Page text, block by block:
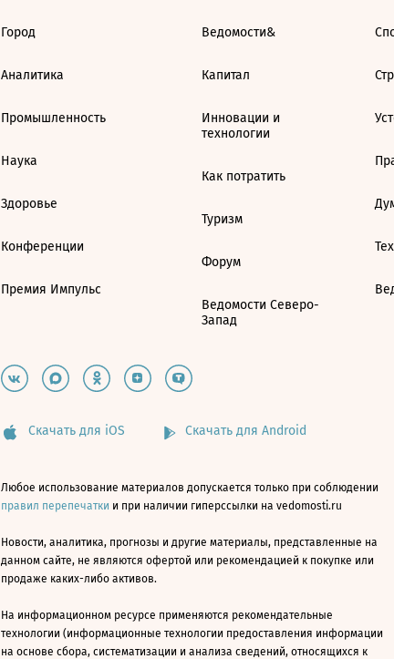
Город
Аналитика
Промышленность
Наука
Здоровье
Конференции
Премия Импульс
Ведомости&
Капитал
Инновации и
технологии
Как потратить
Туризм
Форум
Ведомости Северо-
Запад
Скачать для iOS Скачать для Android
Любое использование материалов допускается только при соблюдении
правил перепечатки и при наличии гиперссылки на vedomosti.ru
Новости, аналитика, прогнозы и другие материалы, представленные на
данном сайте, не являются офертой или рекомендацией к покупке или
продаже каких-либо активов.
На информационном ресурсе применяются рекомендательные
технологии (информационные технологии предоставления информации
на основе сбора, систематизации и анализа сведений, относящихся к